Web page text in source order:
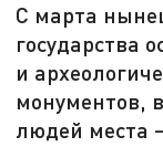
С марта
государства
и
монументов,
людей места